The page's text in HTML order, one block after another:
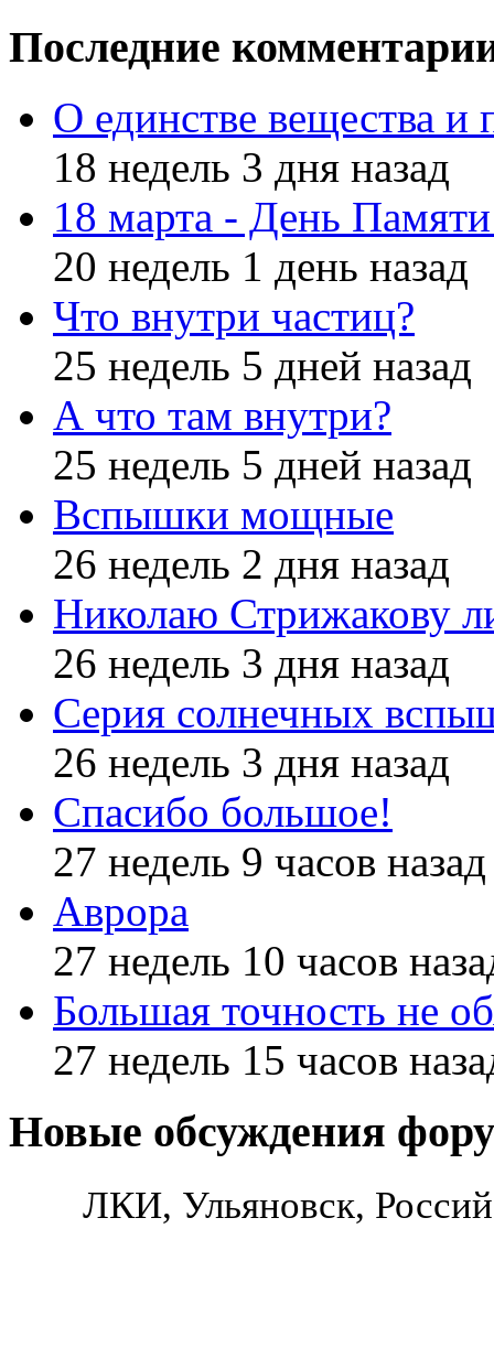
Последние
О единстве вещества и
18 недель 3 дня назад
18 марта - День
20 недель 1 день назад
Что внутри частиц?
25 недель 5 дней назад
А что там внутри?
25 недель 5 дней назад
Вспышки мощные
26 недель 2 дня назад
Николаю Стрижакову
26 недель 3 дня назад
Серия солнечных
26 недель 3 дня назад
Спасибо большое!
27 недель 9 часов назад
Аврора
27 недель 10 часов
Большая точность не
27 недель 15 часов
Новые обсуждения
ЛКИ, Ульяновск,